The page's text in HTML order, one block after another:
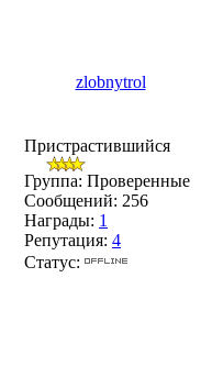
zlobnytrol
Пристрастившийся
Группа: Проверенные
Сообщений: 256
Награды: 1
Репутация: 4
Статус: